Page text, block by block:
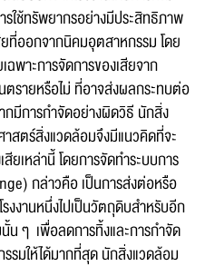
ใช้ทรัพยากรอย่างมีประสิทธิภาพ
ที่ออกจากนิคมอุตสาหกรรม โดย
ฉพาะการจัดการของเสียจาก
ตรายหรือไม่ ที่อาจส่งผลกระทบต่อ
มีการกำจัดอย่างผิดวิธี นักสิ่ง
สตร์สิ่งแวดล้อมจึงมีแนวคิดที่จะ
เหล่านี้ โดยการจัดทำระบบการ
กล่าวคือ เป็นการส่งต่อหรือ
งงานหนึ่งไปเป็นวัตถุดิบสำหรับอีก
น ๆ เพื่อลดการทิ้งและการกำจัด
รมให้ได้มากที่สุด นักสิ่งแวดล้อม